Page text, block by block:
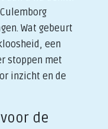
Wat gebeurt
een
stoppen met
inzicht en de
de